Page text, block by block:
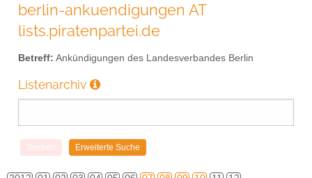
berlin-ankuendigungen AT
lists.piratenpartei.de
Betreff: Ankündigungen des Landesverbandes Berlin
Listenarchiv